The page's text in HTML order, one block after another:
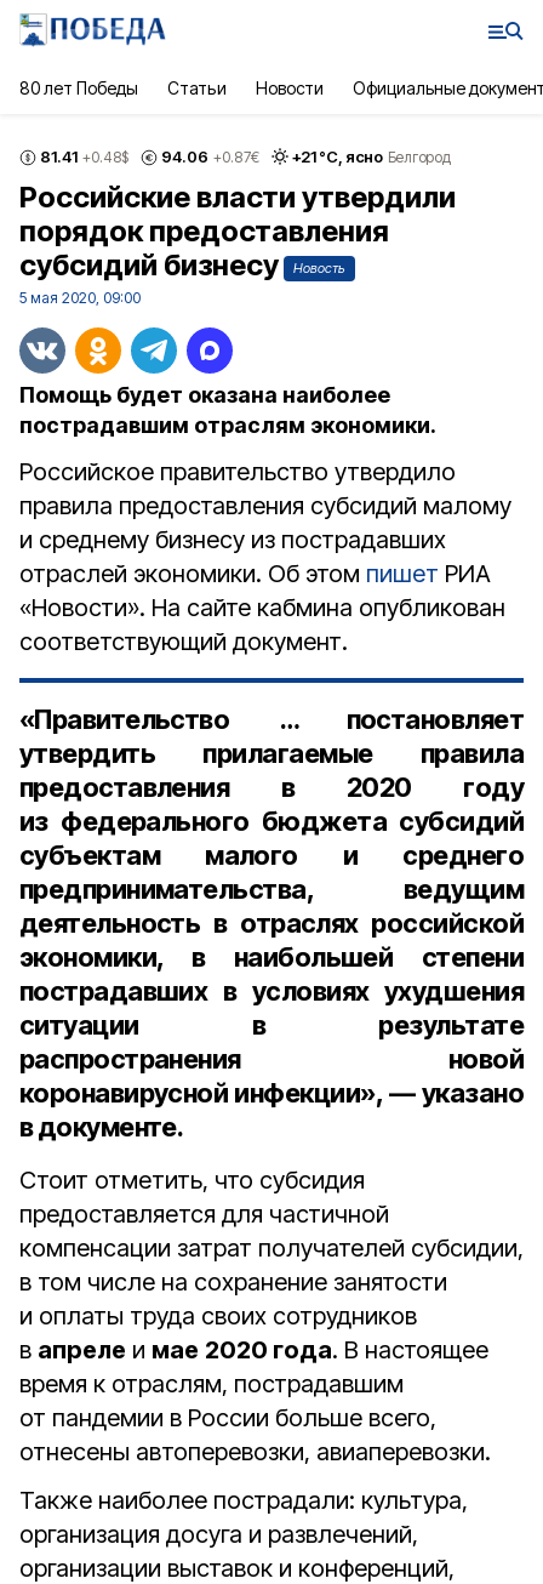
80 лет Победы Статьи Новости Официальные
81.41 +0.48$ 94.06 +0.87€ +21°С, ясно Белгород
Российские власти утвердили
порядок предоставления
субсидий бизнесу
Новость
5 мая 2020, 09:00
Помощь будет оказана наиболее
пострадавшим отраслям экономики.
Российское правительство утвердило
правила предоставления субсидий малому
и среднему бизнесу из пострадавших
отраслей экономики. Об этом пишет РИА
«Новости». На сайте кабмина опубликован
соответствующий документ.
«Правительство … постановляет
утвердить прилагаемые правила
предоставления в 2020 году
из федерального бюджета субсидий
субъектам малого и среднего
предпринимательства, ведущим
деятельность в отраслях российской
экономики, в наибольшей степени
пострадавших в условиях ухудшения
ситуации в результате
распространения новой
коронавирусной инфекции», — указано
в документе.
Стоит отметить, что субсидия
предоставляется для частичной
компенсации затрат получателей субсидии,
в том числе на сохранение занятости
и оплаты труда своих сотрудников
в апреле и мае 2020 года. В настоящее
время к отраслям, пострадавшим
от пандемии в России больше всего,
отнесены автоперевозки, авиаперевозки.
Также наиболее пострадали: культура,
организация досуга и развлечений,
организации выставок и конференций,